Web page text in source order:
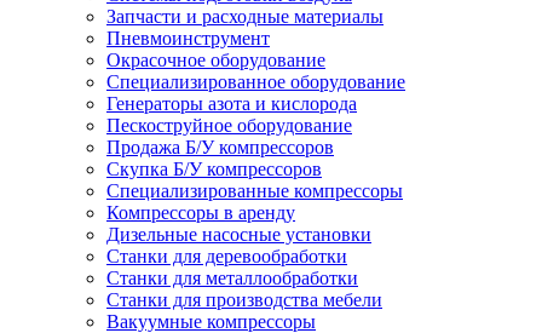
Запчасти и расходные материалы
Пневмоинструмент
Окрасочное оборудование
Специализированное оборудование
Генераторы азота и кислорода
Пескоструйное оборудование
Продажа Б/У компрессоров
Скупка Б/У компрессоров
Специализированные компрессоры
Компрессоры в аренду
Дизельные насосные установки
Станки для деревообработки
Станки для металлообработки
Станки для производства мебели
Вакуумные компрессоры